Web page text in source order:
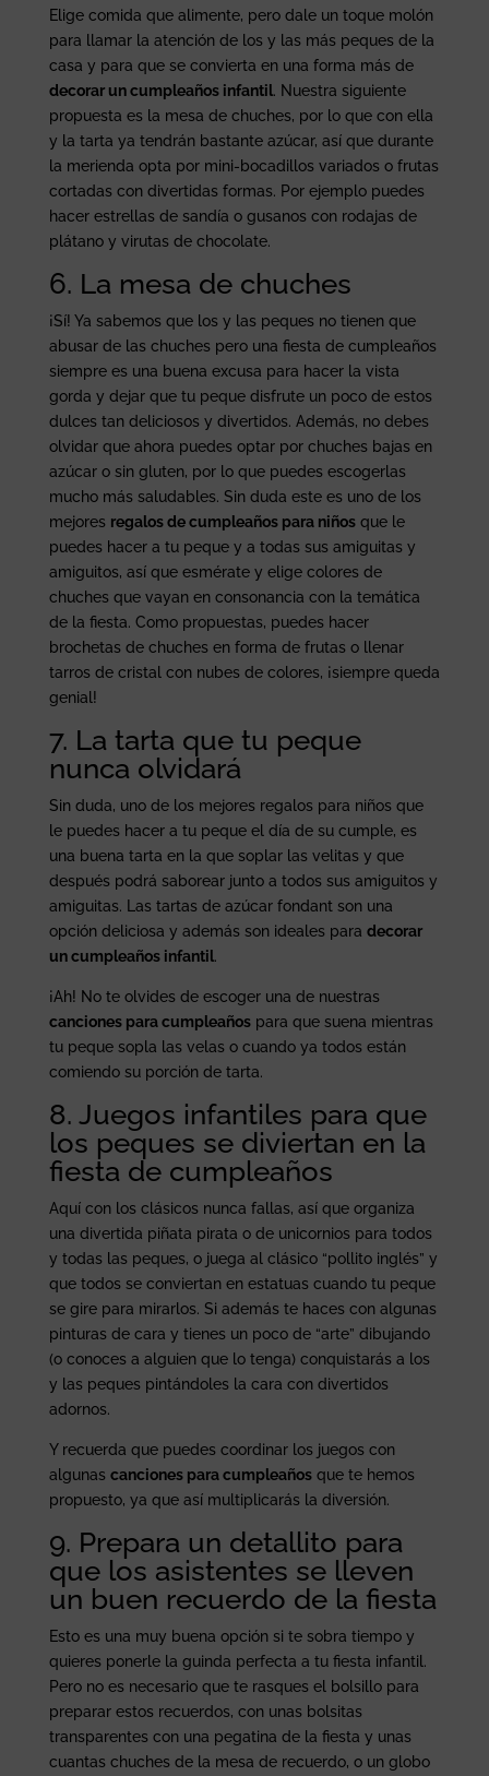
Elige comida que alimente, pero dale un toque molón
para llamar la atención de los y las más peques de la
casa y para que se convierta en una forma más de
decorar un cumpleaños infantil. Nuestra siguiente
propuesta es la mesa de chuches, por lo que con ella
y la tarta ya tendrán bastante azúcar, así que durante
la merienda opta por mini-bocadillos variados o frutas
cortadas con divertidas formas. Por ejemplo puedes
hacer estrellas de sandía o gusanos con rodajas de
plátano y virutas de chocolate.
6. La mesa de chuches
¡Sí! Ya sabemos que los y las peques no tienen que
abusar de las chuches pero una fiesta de cumpleaños
siempre es una buena excusa para hacer la vista
gorda y dejar que tu peque disfrute un poco de estos
dulces tan deliciosos y divertidos. Además, no debes
olvidar que ahora puedes optar por chuches bajas en
azúcar o sin gluten, por lo que puedes escogerlas
mucho más saludables. Sin duda este es uno de los
mejores regalos de cumpleaños para niñosque le
puedes hacer a tu peque y a todas sus amiguitas y
amiguitos, así que esmérate y elige colores de
chuches que vayan en consonancia con la temática
de la fiesta. Como propuestas, puedes hacer
brochetas de chuches en forma de frutas o llenar
tarros de cristal con nubes de colores, ¡siempre queda
genial!
7. La tarta que tu peque
nunca olvidará
Sin duda, uno de los mejores regalos para niños que
le puedes hacer a tu peque el día de su cumple, es
una buena tarta en la que soplar las velitas y que
después podrá saborear junto a todos sus amiguitos y
amiguitas. Las tartas de azúcar fondant son una
opción deliciosa y además son ideales para decorar
un cumpleaños infantil.
¡Ah! No te olvides de escoger una de nuestras
canciones para cumpleañospara que suena mientras
tu peque sopla las velas o cuando ya todos están
comiendo su porción de tarta.
8. Juegos infantiles para que
los peques se diviertan en la
fiesta de cumpleaños
Aquí con los clásicos nunca fallas, así que organiza
una divertida piñata pirata o de unicornios para todos
y todas las peques, o juega al clásico “pollito inglés” y
que todos se conviertan en estatuas cuando tu peque
se gire para mirarlos. Si además te haces con algunas
pinturas de cara y tienes un poco de “arte” dibujando
(o conoces a alguien que lo tenga) conquistarás a los
y las peques pintándoles la cara con divertidos
adornos.
Y recuerda que puedes coordinar los juegos con
algunas canciones para cumpleañosque te hemos
propuesto, ya que así multiplicarás la diversión.
9. Prepara un detallito para
que los asistentes se lleven
un buen recuerdo de la fiesta
Esto es una muy buena opción si te sobra tiempo y
quieres ponerle la guinda perfecta a tu fiesta infantil.
Pero no es necesario que te rasques el bolsillo para
preparar estos recuerdos, con unas bolsitas
transparentes con una pegatina de la fiesta y unas
cuantas chuches de la mesa de recuerdo, o un globo